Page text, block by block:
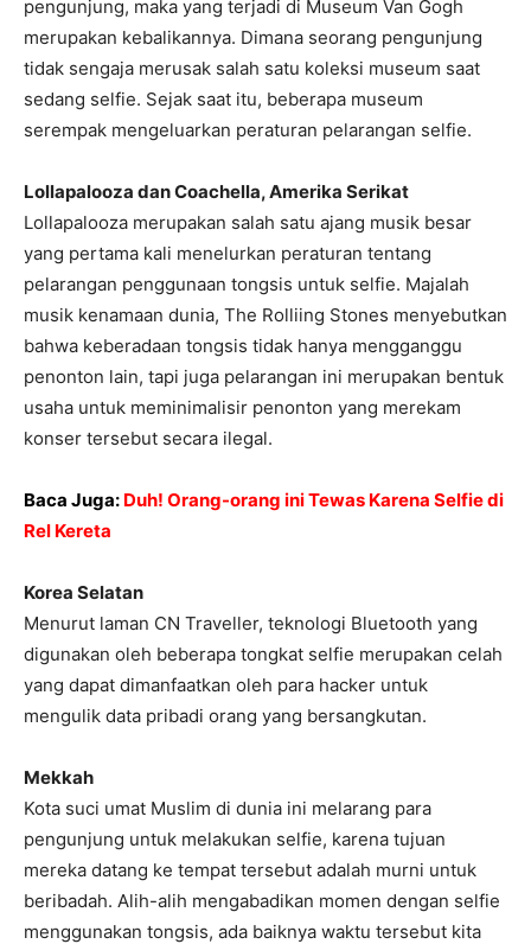
pengunjung, maka yang terjadi di Museum Van Gogh
merupakan kebalikannya. Dimana seorang pengunjung
tidak sengaja merusak salah satu koleksi museum saat
sedang selfie. Sejak saat itu, beberapa museum
serempak mengeluarkan peraturan pelarangan selfie.
Lollapalooza dan Coachella, Amerika Serikat
Lollapalooza merupakan salah satu ajang musik besar
yang pertama kali menelurkan peraturan tentang
pelarangan penggunaan tongsis untuk selfie. Majalah
musik kenamaan dunia, The Rolliing Stones menyebutkan
bahwa keberadaan tongsis tidak hanya mengganggu
penonton lain, tapi juga pelarangan ini merupakan bentuk
usaha untuk meminimalisir penonton yang merekam
konser tersebut secara ilegal.
Baca Juga: Duh! Orang-orang ini Tewas Karena Selfie di
Rel Kereta
Korea Selatan
Menurut laman CN Traveller, teknologi Bluetooth yang
digunakan oleh beberapa tongkat selfie merupakan celah
yang dapat dimanfaatkan oleh para hacker untuk
mengulik data pribadi orang yang bersangkutan.
Mekkah
Kota suci umat Muslim di dunia ini melarang para
pengunjung untuk melakukan selfie, karena tujuan
mereka datang ke tempat tersebut adalah murni untuk
beribadah. Alih-alih mengabadikan momen dengan selfie
menggunakan tongsis, ada baiknya waktu tersebut kita